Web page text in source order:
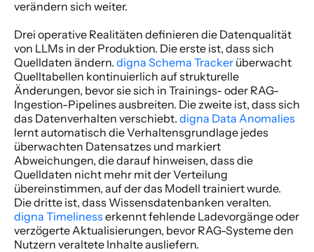
verändern sich weiter.
Drei operative Realitäten definieren die Datenqualität
von LLMs in der Produktion. Die erste ist, dass sich
Quelldaten ändern. digna Schema Tracker überwacht
Quelltabellen kontinuierlich auf strukturelle
Änderungen, bevor sie sich in Trainings- oder RAG-
Ingestion-Pipelines ausbreiten. Die zweite ist, dass sich
das Datenverhalten verschiebt. digna Data Anomalies
lernt automatisch die Verhaltensgrundlage jedes
überwachten Datensatzes und markiert
Abweichungen, die darauf hinweisen, dass die
Quelldaten nicht mehr mit der Verteilung
übereinstimmen, auf der das Modell trainiert wurde.
Die dritte ist, dass Wissensdatenbanken veralten.
digna Timeliness erkennt fehlende Ladevorgänge oder
verzögerte Aktualisierungen, bevor RAG-Systeme den
Nutzern veraltete Inhalte ausliefern.